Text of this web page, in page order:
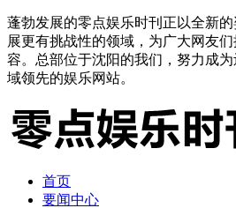
蓬勃发展的零点娱乐时刊正以全新
展更有挑战性的领域，为广大网友
容。总部位于沈阳的我们，努力成
域领先的娱乐网站。
首页
要闻中心